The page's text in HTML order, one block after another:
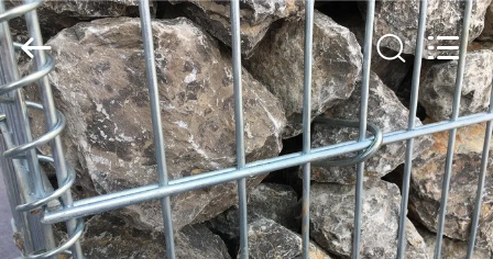
홈
제
품
©
2018
-
2026
Hebei
KN
Wire
Mesh
Co.,
Ltd..
All
Rights
Reserved.